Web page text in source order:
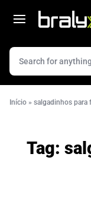
Início » salgadinhos para
Tag: